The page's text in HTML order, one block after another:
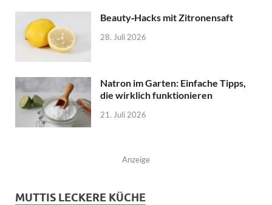
Beauty‑Hacks mit Zitronensaft
28. Juli 2026
Natron im Garten: Einfache Tipps,
die wirklich funktionieren
21. Juli 2026
Anzeige
MUTTIS LECKERE KÜCHE